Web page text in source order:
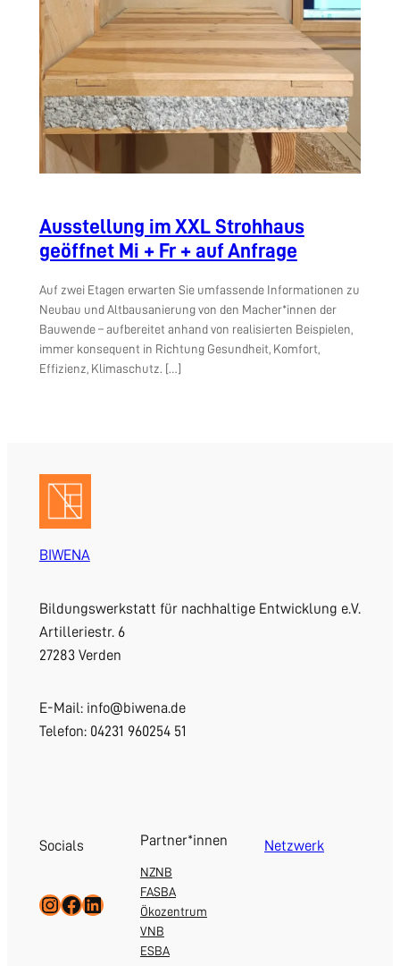
Ausstellung im XXL Strohhaus
geöffnet Mi + Fr + auf Anfrage
Auf zwei Etagen erwarten Sie umfassende Informationen zu
Neubau und Altbausanierung von den Macher*innen der
Bauwende – aufbereitet anhand von realisierten Beispielen,
immer konsequent in Richtung Gesundheit, Komfort,
Effizienz, Klimaschutz. […]
BIWENA
Bildungswerkstatt für nachhaltige Entwicklung e.V.
Artilleriestr. 6
27283 Verden
E-Mail: info@biwena.de
Telefon: 04231 960254 51
Socials
InstagramFacebook LinkedIn
Partner*innen
NZNB
FASBA
Ökozentrum
VNB
ESBA
Netzwerk